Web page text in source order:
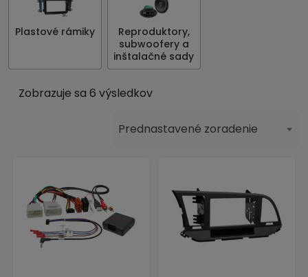
Plastové rámiky
Reproduktory,
subwoofery a
inštalačné sady
Zobrazuje sa 6 výsledkov
Prednastavené zoradenie